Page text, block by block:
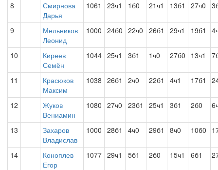
8
Смирнова
Дарья
1061 23ч1 1б0 21ч1 13б1 27ч0
9
Мельников
Леонид
1000 24б0 22ч0 26б1 29ч1 19б1
10
Киреев
Семён
1044 25ч1 3б1 1ч0 27б0 13ч1
11
Красюков
Максим
1038 26б1 2ч0 22б1 4ч1 17б1
12
Жуков
Вениамин
1080 27ч0 23б1 25ч1 3б1 2б0
13
Захаров
Владислав
1000 28б1 4ч0 29б1 8ч0 10б0
14
Коноплев
Егор
1077 29ч1 5б1 2б0 15ч1 6б1